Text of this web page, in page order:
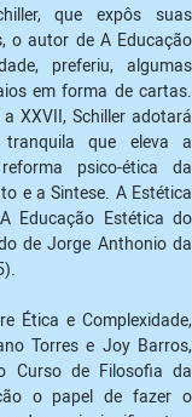
que expôs suas
o autor de A Educação
preferiu, algumas
em forma de cartas.
XXVII, Schiller adotará
que eleva a
psico-ética da
e a Sintese. A Estética
Educação Estética do
de Jorge Anthonio da
Ética e Complexidade,
Torres e Joy Barros,
Curso de Filosofia da
o papel de fazer o